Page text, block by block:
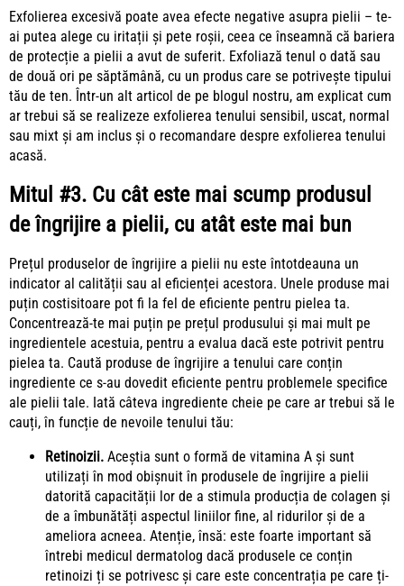
Exfolierea excesivă poate avea efecte negative asupra pielii – te-
ai putea alege cu iritații și pete roșii, ceea ce înseamnă că bariera
de protecție a pielii a avut de suferit. Exfoliază tenul o dată sau
de două ori pe săptămână, cu un produs care se potrivește tipului
tău de ten. Într-un alt articol de pe blogul nostru, am explicat cum
ar trebui să se realizeze exfolierea tenului sensibil, uscat, normal
sau mixt și am inclus și o recomandare despre exfolierea tenului
acasă.
Mitul #3. Cu cât este mai scump produsul
de îngrijire a pielii, cu atât este mai bun
Prețul produselor de îngrijire a pielii nu este întotdeauna un
indicator al calității sau al eficienței acestora. Unele produse mai
puțin costisitoare pot fi la fel de eficiente pentru pielea ta.
Concentrează-te mai puțin pe prețul produsului și mai mult pe
ingredientele acestuia, pentru a evalua dacă este potrivit pentru
pielea ta. Caută produse de îngrijire a tenului care conțin
ingrediente ce s-au dovedit eficiente pentru problemele specifice
ale pielii tale. Iată câteva ingrediente cheie pe care ar trebui să le
cauți, în funcție de nevoile tenului tău:
Retinoizii. Aceștia sunt o formă de vitamina A și sunt
utilizați în mod obișnuit în produsele de îngrijire a pielii
datorită capacității lor de a stimula producția de colagen și
de a îmbunătăți aspectul liniilor fine, al ridurilor și de a
ameliora acneea. Atenție, însă: este foarte important să
întrebi medicul dermatolog dacă produsele ce conțin
retinoizi ți se potrivesc și care este concentrația pe care ți-